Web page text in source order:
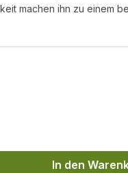
machen ihn zu einem
In den